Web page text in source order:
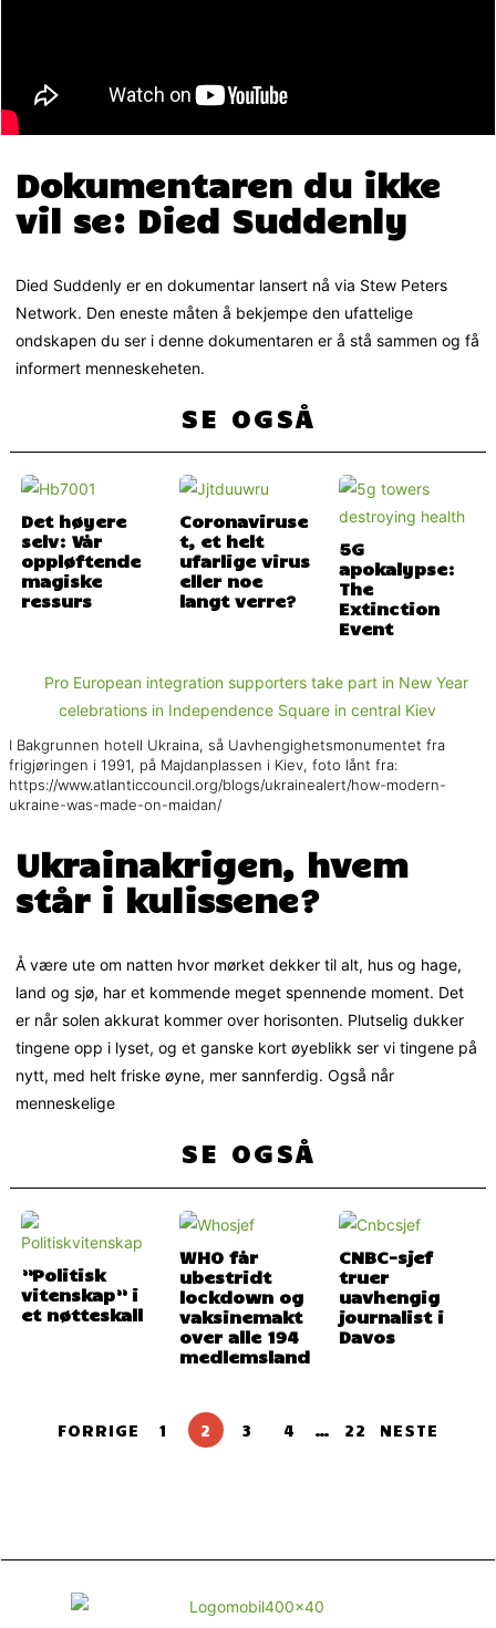
Dokumentaren du ikke
vil se: Died Suddenly
Died Suddenly er en dokumentar lansert nå via Stew Peters
Network. Den eneste måten å bekjempe den ufattelige
ondskapen du ser i denne dokumentaren er å stå sammen og få
informert menneskeheten.
SE OGSÅ
Det høyere
selv: Vår
oppløftende
magiske
ressurs
Coronaviruse
t, et helt
ufarlige virus
eller noe
langt verre?
5G
apokalypse:
The
Extinction
Event
I Bakgrunnen hotell Ukraina, så Uavhengighetsmonumentet fra
frigjøringen i 1991, på Majdanplassen i Kiev, foto lånt fra:
https://www.atlanticcouncil.org/blogs/ukrainealert/how-modern-
ukraine-was-made-on-maidan/
Ukrainakrigen, hvem
står i kulissene?
Å være ute om natten hvor mørket dekker til alt, hus og hage,
land og sjø, har et kommende meget spennende moment. Det
er når solen akkurat kommer over horisonten. Plutselig dukker
tingene opp i lyset, og et ganske kort øyeblikk ser vi tingene på
nytt, med helt friske øyne, mer sannferdig. Også når
menneskelige
SE OGSÅ
”Politisk
vitenskap” i
et nøtteskall
WHO får
ubestridt
lockdown og
vaksinemakt
over alle 194
medlemsland
CNBC-sjef
truer
uavhengig
journalist i
Davos
FORRIGE 1 2 3 4 … 22 NESTE